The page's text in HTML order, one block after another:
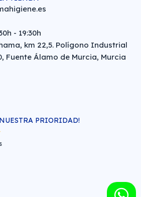
- 19:30h
km 22,5. Polígono Industrial
Fuente Álamo de Murcia, Murcia
PRIORIDAD!